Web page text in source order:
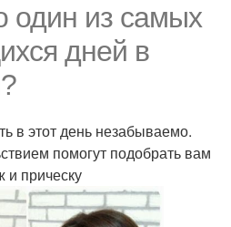
один из самых
дней в
в этот день незабываемо.
помогут подобрать вам
и прическу